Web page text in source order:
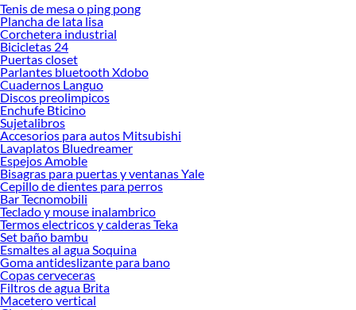
Desde remodelaciones hasta proyectos de decoración, estamos aquí para hacer
tus ideas realidad. ¡Visítanos y encuentra todo lo que tenemos para ofrecerte en
Cinta aislante!
Explora la variedad de productos de Cinta aislante en Sodimac
Herramientas, materiales y accesorios de calidad para tus proyectos y
renovación de espacios. ¡Visítanos y descubre todo lo que tenemos para
ofrecerte!
Encuentra una amplia variedad de productos de Cinta aislante en Sodimac.
Encuentra todo lo necesario para tus proyectos de renovación y decoración.
¡Visítanos y haz tus ideas realidad!
Tenis de mesa o ping pong
Plancha de lata lisa
Corchetera industrial
Bicicletas 24
Puertas closet
Parlantes bluetooth Xdobo
Cuadernos Languo
Discos preolimpicos
Enchufe Bticino
Sujetalibros
Accesorios para autos Mitsubishi
Lavaplatos Bluedreamer
Espejos Amoble
Bisagras para puertas y ventanas Yale
Cepillo de dientes para perros
Bar Tecnomobili
Teclado y mouse inalambrico
Termos electricos y calderas Teka
Set baño bambu
Esmaltes al agua Soquina
Goma antideslizante para bano
Copas cerveceras
Filtros de agua Brita
Macetero vertical